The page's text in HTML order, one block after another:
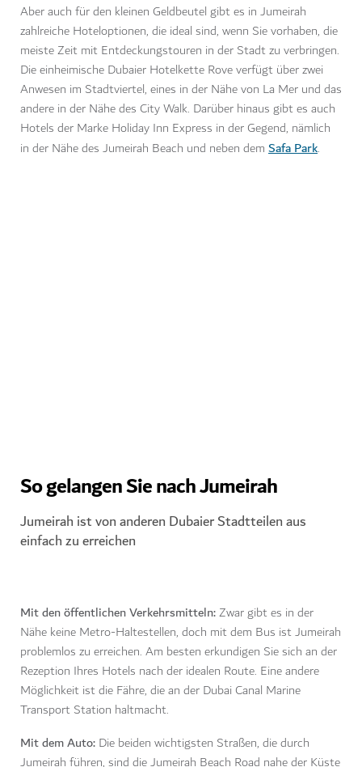
Aber auch für den kleinen Geldbeutel gibt es in Jumeirah
zahlreiche Hoteloptionen, die ideal sind, wenn Sie vorhaben, die
meiste Zeit mit Entdeckungstouren in der Stadt zu verbringen.
Die einheimische Dubaier Hotelkette Rove verfügt über zwei
Anwesen im Stadtviertel, eines in der Nähe von La Mer und das
andere in der Nähe des City Walk. Darüber hinaus gibt es auch
Hotels der Marke Holiday Inn Express in der Gegend, nämlich
in der Nähe des Jumeirah Beach und neben dem Safa Park.
So gelangen Sie nach Jumeirah
Jumeirah ist von anderen Dubaier Stadtteilen aus
einfach zu erreichen
Mit den öffentlichen Verkehrsmitteln:Zwar gibt es in der
Nähe keine Metro-Haltestellen, doch mit dem Bus ist Jumeirah
problemlos zu erreichen. Am besten erkundigen Sie sich an der
Rezeption Ihres Hotels nach der idealen Route. Eine andere
Möglichkeit ist die Fähre, die an der Dubai Canal Marine
Transport Station haltmacht.
Mit dem Auto: Die beiden wichtigsten Straßen, die durch
Jumeirah führen, sind die Jumeirah Beach Road nahe der Küste